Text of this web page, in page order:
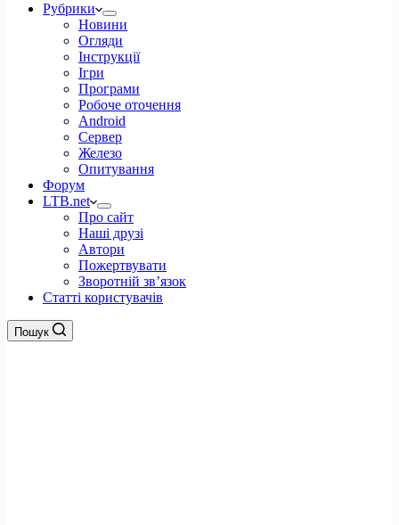
Рубрики
Новини
Огляди
Інструкції
Ігри
Програми
Робоче оточення
Android
Сервер
Железо
Опитування
Форум
LTB.net
Про сайт
Наші друзі
Автори
Пожертвувати
Зворотній зв’язок
Статті користувачів
Пошук